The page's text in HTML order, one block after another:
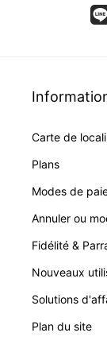
Carte de
Plans
Modes de
Annuler ou
Fidélité &
Nouveaux
Solutions
Plan du site